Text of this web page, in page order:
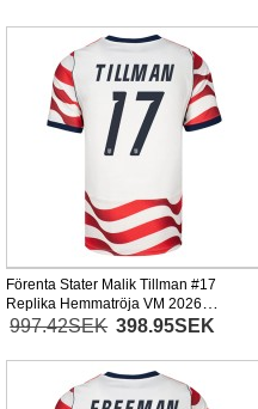
Förenta Stater Malik Tillman #17
Replika Hemmatröja VM 2026
Kortärmad
997.42SEK 398.95SEK